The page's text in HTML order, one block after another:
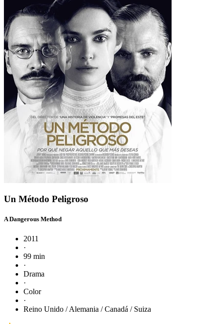
Un Método Peligroso
A Dangerous Method
2011
·
99 min
·
Drama
·
Color
·
Reino Unido / Alemania / Canadá / Suiza